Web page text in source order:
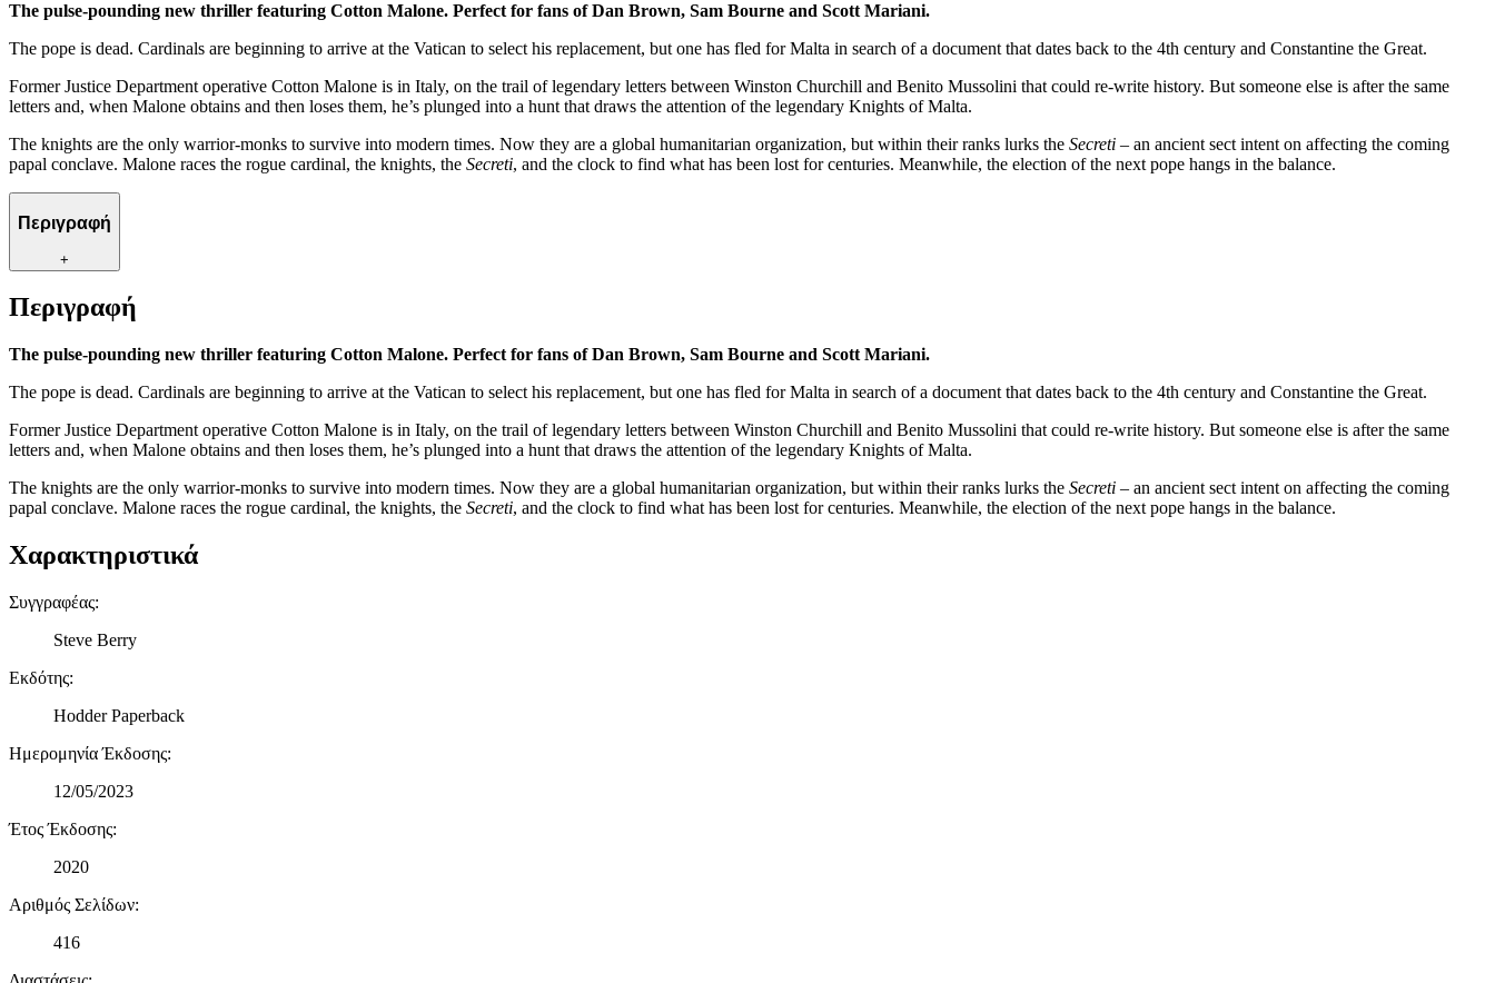
The pulse-pounding new thriller featuring Cotton Malone. Perfect for fans of Dan Brown, Sam Bourne and Scott Mariani.
The pope is dead. Cardinals are beginning to arrive at the Vatican to select his replacement, but one has fled for Malta in search of a document that dates back to the 4th century and Constantine the Great.
Former Justice Department operative Cotton Malone is in Italy, on the trail of legendary letters between Winston Churchill and Benito Mussolini that could re-write history. But someone else is after the same
letters and, when Malone obtains and then loses them, he’s plunged into a hunt that draws the attention of the legendary Knights of Malta.
The knights are the only warrior-monks to survive into modern times. Now they are a global humanitarian organization, but within their ranks lurks the Secreti – an ancient sect intent on affecting the coming
papal conclave. Malone races the rogue cardinal, the knights, the Secreti, and the clock to find what has been lost for centuries. Meanwhile, the election of the next pope hangs in the balance.
Περιγραφή
+
Περιγραφή
The pulse-pounding new thriller featuring Cotton Malone. Perfect for fans of Dan Brown, Sam Bourne and Scott Mariani.
The pope is dead. Cardinals are beginning to arrive at the Vatican to select his replacement, but one has fled for Malta in search of a document that dates back to the 4th century and Constantine the Great.
Former Justice Department operative Cotton Malone is in Italy, on the trail of legendary letters between Winston Churchill and Benito Mussolini that could re-write history. But someone else is after the same
letters and, when Malone obtains and then loses them, he’s plunged into a hunt that draws the attention of the legendary Knights of Malta.
The knights are the only warrior-monks to survive into modern times. Now they are a global humanitarian organization, but within their ranks lurks the Secreti – an ancient sect intent on affecting the coming
papal conclave. Malone races the rogue cardinal, the knights, the Secreti, and the clock to find what has been lost for centuries. Meanwhile, the election of the next pope hangs in the balance.
Χαρακτηριστικά
Συγγραφέας:
Steve Berry
Εκδότης:
Hodder Paperback
Ημερομηνία Έκδοσης:
12/05/2023
Έτος Έκδοσης:
2020
Αριθμός Σελίδων:
416